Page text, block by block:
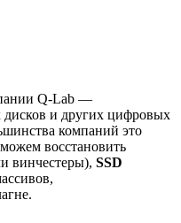
Q-Lab —
дисков и других цифровых
компаний это
восстановить
винчестеры), SSD